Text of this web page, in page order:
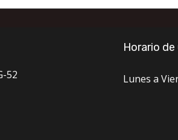
52
Horario de
Lunes a